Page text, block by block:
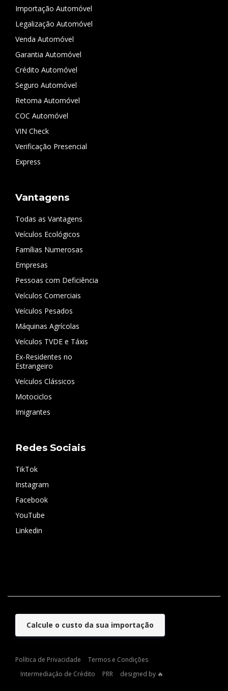
Importação Automóvel
Legalização Automóvel
Venda Automóvel
Garantia Automóvel
Crédito Automóvel
Seguro Automóvel
Retoma Automóvel
COC Automóvel
VIN Check
Verificação Presencial
Express
Vantagens
Todas as Vantagens
Veículos Ecológicos
Famílias Numerosas
Empresas
Pessoas com Deficiência
Veículos Comerciais
Veículos Pesados
Máquinas Agrícolas
Veículos TVDE e Táxis
Ex-Residentes no
Estrangeiro
Veículos Clássicos
Motociclos
Imigrantes
Redes Sociais
TikTok
Instagram
Facebook
YouTube
Linkedin
Calcule o custo da sua importação
Política de Privacidade
Termos e Condições
Intermediação de Crédito
PRR designed by 🔥